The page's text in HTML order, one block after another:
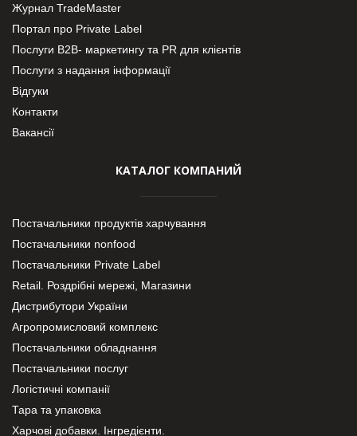
Журнал TradeMaster
Портал про Private Label
Послуги В2В- маркетингу та PR для клієнтів
Послуги з надання інформації
Відгуки
Контакти
Вакансії
КАТАЛОГ КОМПАНИЙ
Постачальники продуктів харчування
Постачальники nonfood
Постачальники Private Label
Retail. Роздрібні мережі, Магазини
Дистрибутори України
Агропромисловий комплекс
Постачальники обладнання
Постачальники послуг
Логістичні компанії
Тара та упаковка
Харчові добавки. Інгредієнти.